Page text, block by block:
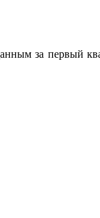
за первый